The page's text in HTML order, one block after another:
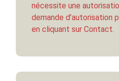
nécessite une
demande d’autorisation
en cliquant sur Contact.